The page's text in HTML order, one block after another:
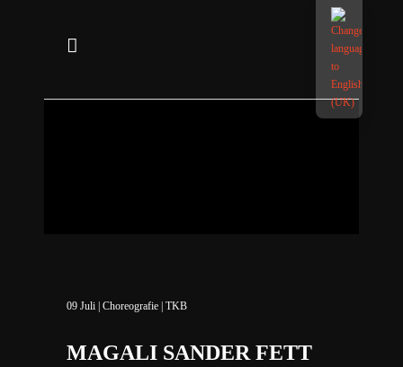
09 Juli Choreografie TKB
MAGALI SANDER FETT